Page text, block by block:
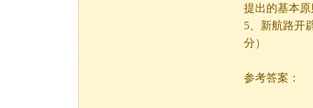
提出的基本
5、新航路开
分）
参考答案：